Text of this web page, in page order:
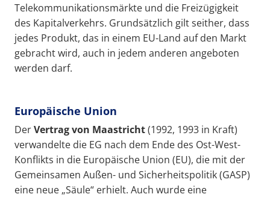
Telekommunikationsmärkte und die Freizügigkeit
des Kapitalverkehrs. Grundsätzlich gilt seither, dass
jedes Produkt, das in einem EU-Land auf den Markt
gebracht wird, auch in jedem anderen angeboten
werden darf.
Europäische Union
DerVertragvon Maastricht(1992, 1993 in Kraft)
verwandelte die EG nach dem Ende des Ost-West-
Konflikts in die Europäische Union (EU), die mit der
Gemeinsamen Außen- und Sicherheitspolitik (GASP)
eine neue „Säule“ erhielt. Auch wurde eine